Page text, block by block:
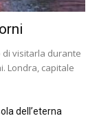
di visitarla durante
Londra, capitale
dell’eterna